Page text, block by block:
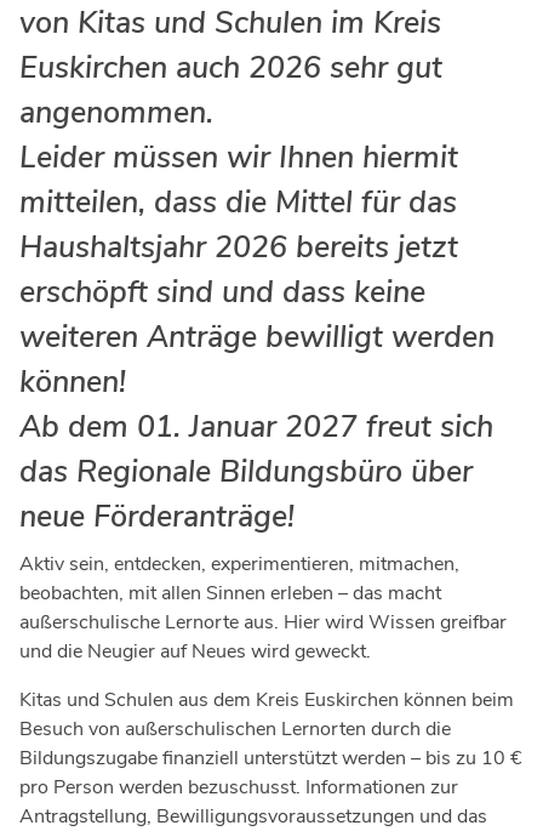
Umwelt & Nachhaltigkeit
Verkehr & Mobilität
Wirtschaft & Tourismus
Kultur
Ingenieure
Gefahrenabwehr
Sozialarbeit
Interkulturelle Öffnung
Kreispolizeibehörde
Jobs bei allen Arbeitgebern im Kreisgebiet
von Kitas und Schulen im Kreis
Euskirchen auch 2026 sehr gut
angenommen.
Leider müssen wir Ihnen hiermit
mitteilen, dass die Mittel für das
Haushaltsjahr 2026 bereits jetzt
erschöpft sind und dass keine
weiteren Anträge bewilligt werden
können!
Ab dem 01. Januar 2027 freut sich
das Regionale Bildungsbüro über
neue Förderanträge!
Aktiv sein, entdecken, experimentieren, mitmachen,
beobachten, mit allen Sinnen erleben – das macht
außerschulische Lernorte aus. Hier wird Wissen greifbar
und die Neugier auf Neues wird geweckt.
Kitas und Schulen aus dem Kreis Euskirchen können beim
Besuch von außerschulischen Lernorten durch die
Bildungszugabe finanziell unterstützt werden – bis zu 10 €
pro Person werden bezuschusst. Informationen zur
Antragstellung, Bewilligungsvoraussetzungen und das